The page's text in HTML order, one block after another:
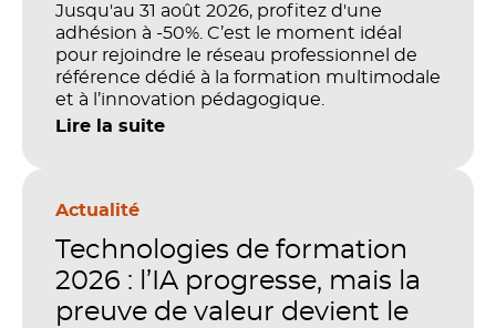
Jusqu'au 31 août 2026, profitez d'une
adhésion à -50%. C’est le moment idéal
pour rejoindre le réseau professionnel de
référence dédié à la formation multimodale
et à l’innovation pédagogique.
Lire la suite
Actualité
Technologies de formation
2026 : l’IA progresse, mais la
preuve de valeur devient le